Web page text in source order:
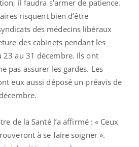
il faudra s’armer de patience.
risquent bien d’être
des médecins libéraux
des cabinets pendant les
23 au 31 décembre. Ils ont
pas assurer les gardes. Les
eux aussi déposé un préavis de
de la Santé l’a affirmé : « Ceux
à se faire soigner ».